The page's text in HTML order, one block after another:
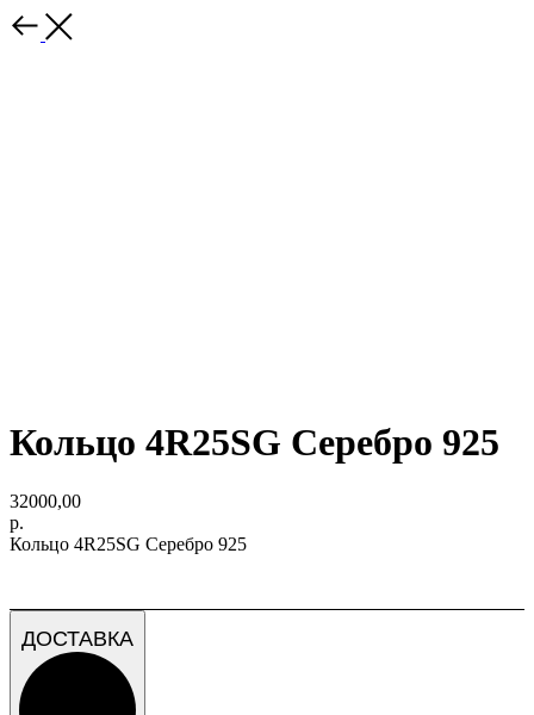
Кольцо 4R25SG Серебро 925
32000,00
р.
Кольцо 4R25SG Серебро 925
ДОСТАВКА